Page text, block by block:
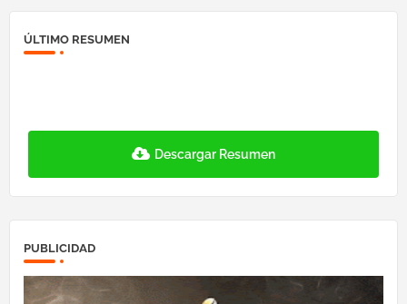
ÚLTIMO RESUMEN
Descargar Resumen
PUBLICIDAD